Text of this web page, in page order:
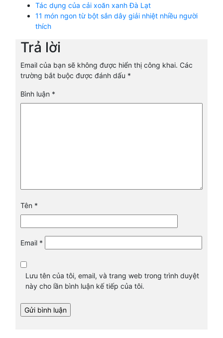
Tác dụng của cải xoăn xanh Đà Lạt
11 món ngon từ bột sắn dây giải nhiệt nhiều người
thích
Trả lời
Email của bạn sẽ không được hiển thị công khai. Các
trường bắt buộc được đánh dấu *
Bình luận *
Tên *
Email *
Lưu tên của tôi, email, và trang web trong trình duyệt
này cho lần bình luận kế tiếp của tôi.